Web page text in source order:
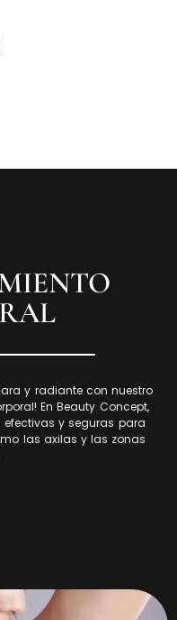
y radiante con nuestro
En Beauty Concept,
efectivas y seguras para
las axilas y las zonas